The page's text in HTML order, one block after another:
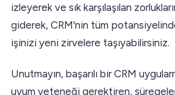
izleyerek ve sık karşılaşılan
giderek, CRM'nin tüm
işinizi yeni zirvelere taşıyabilirsiniz.
Unutmayın, başarılı bir CRM
uyum yeteneği gerektiren,